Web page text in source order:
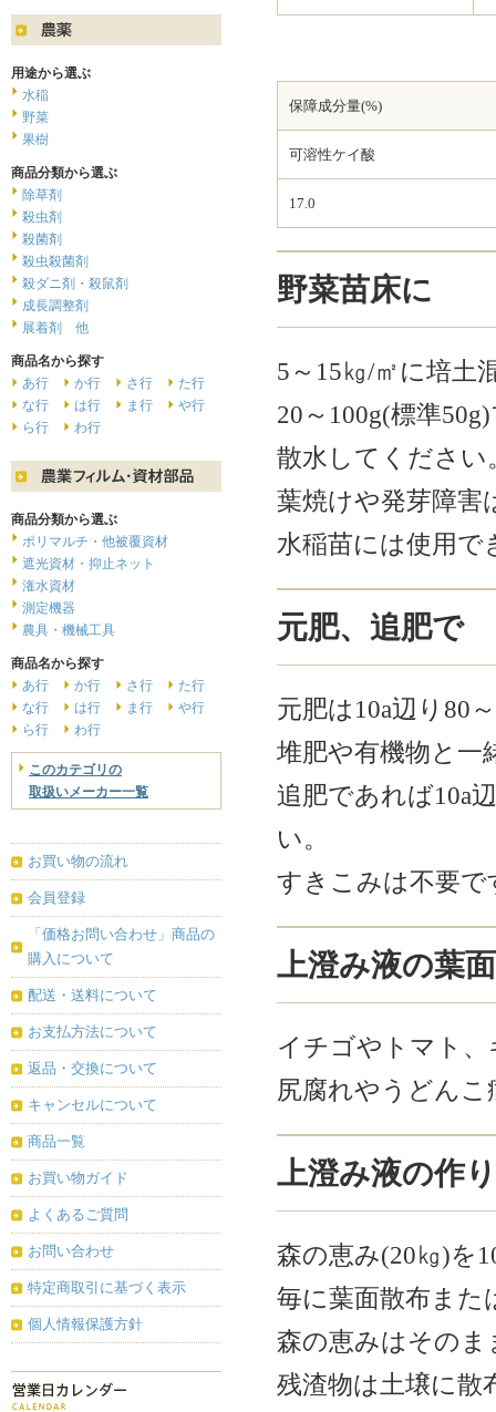
保障成分量(%)
可溶性ケイ酸
17.0
野菜苗床に
5～15㎏/㎡に培土
20～100g(標準
散水してください
葉焼けや発芽障害
水稲苗には使用で
元肥、追肥で
元肥は10a辺り80
堆肥や有機物と一
追肥であれば10a
い。
すきこみは不要で
上澄み液の葉
イチゴやトマト
尻腐れやうどん
上澄み液の作
森の恵み(20㎏)を
毎に葉面散布また
森の恵みはそのま
残渣物は土壌に散
用途から選ぶ
水稲
野菜
果樹
商品分類から選ぶ
除草剤
殺虫剤
殺菌剤
殺虫殺菌剤
殺ダニ剤・殺鼠剤
成長調整剤
展着剤 他
商品名から探す
あ行
か行 さ行
た行
な行
は行 ま行
や行
ら行
わ行
商品分類から選ぶ
ポリマルチ・他被覆資材
遮光資材・抑止ネット
潅水資材
測定機器
農具・機械工具
商品名から探す
あ行
か行 さ行
た行
な行
は行 ま行
や行
ら行
わ行
このカテゴリの
取扱いメーカー一覧
お買い物の流れ
会員登録
「価格お問い合わせ」商品の
購入について
配送・送料について
お支払方法について
返品・交換について
キャンセルについて
商品一覧
お買い物ガイド
よくあるご質問
お問い合わせ
特定商取引に基づく表示
個人情報保護方針